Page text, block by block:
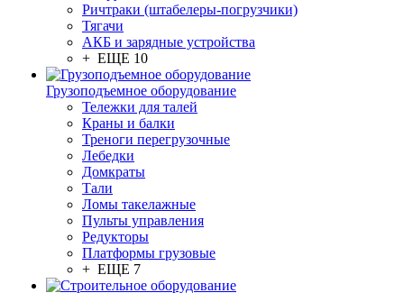
Ричтраки (штабелеры-погрузчики)
Тягачи
АКБ и зарядные устройства
+ ЕЩЕ 10
Грузоподъемное оборудование
Тележки для талей
Краны и балки
Треноги перегрузочные
Лебедки
Домкраты
Тали
Ломы такелажные
Пульты управления
Редукторы
Платформы грузовые
+ ЕЩЕ 7